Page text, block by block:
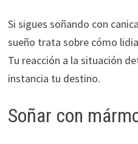
Si sigues soñando con
sueño trata sobre cómo
Tu reacción a la situación
instancia tu destino.
Soñar con